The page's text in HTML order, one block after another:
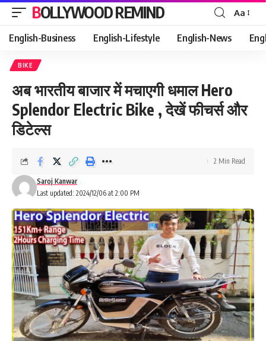
BOLLYWOOD REMIND
Font
Resizer
Aa
English-Business English-Lifestyle English-News
BIKE
अब भारतीय बाजार में मचाएगी धमाल Hero
Splendor Electric Bike , देखें फीचर्स और
डिटेल्स
Last updated: 2024/12/06 at 2:00 PM
Saroj Kanwar
2 Min Read